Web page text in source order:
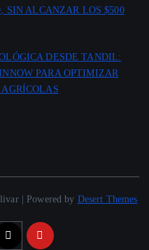
SIN ALCANZAR LOS $500
DESDE TANDIL:
PARA OPTIMIZAR
| Powered by Desert Themes